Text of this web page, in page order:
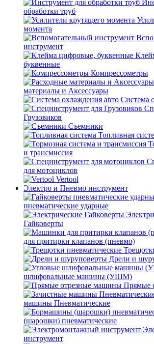
обработки труб
момента
инструмент
буквенные
Компрессометры
материалы и Аксессуары
Система
Грузовиков
Съемники
Топливная
и трансмиссия
для мотоциклов
Vertool
Электро и Пневмо инструмент
пневматические ударные
Гайковерты
для притирки клапанов (пневмо)
Дрели и
шлифовальные машины (УШМ)
Прямые
машины Пневматические
(шарошки) пневматические
инструмент